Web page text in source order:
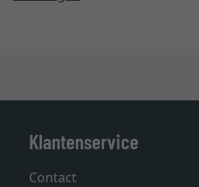
Klantenservice
Contact